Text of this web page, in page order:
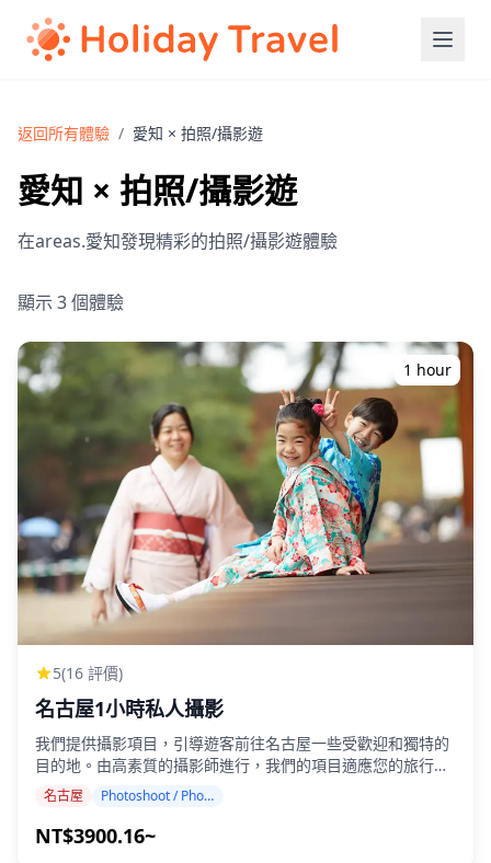
返回所有體驗 / 愛知 × 拍照/攝影遊
愛知 × 拍照/攝影遊
在areas.愛知發現精彩的拍照/攝影遊體驗
顯示 3 個體驗
1 hour
5(16 評價)
名古屋1小時私人攝影
我們提供攝影項目，引導遊客前往名古屋一些受歡迎和獨特的
目的地。由高素質的攝影師進行，我們的項目適應您的旅行日
程，捕捉自然構圖並確定理想的拍攝地點。（請與我們分享您
喜歡的地點！） 攝影服務在名古屋任何地方都可進行，最多可
提前3天預訂。我們將安排會說英語/中文/韓語的攝影師。 原
名古屋 Photoshoot / Photo tour
NT$3900.16~